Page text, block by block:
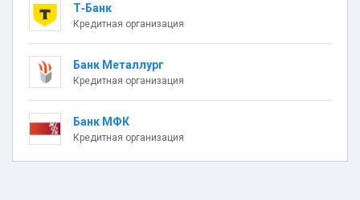
Т‑Банк
Кредитная организация
Банк Металлург
Кредитная организация
Банк МФК
Кредитная организация